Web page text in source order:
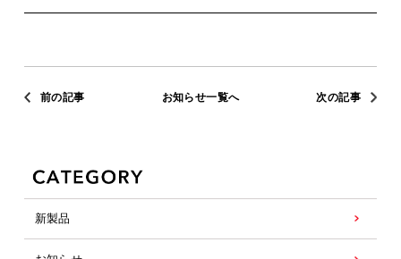
前の記事 お知らせ一覧へ 次の記事
新製品